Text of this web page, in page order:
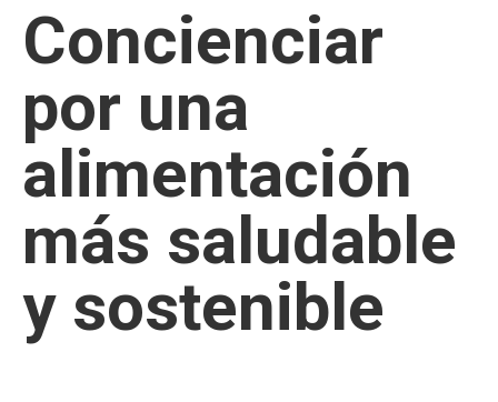
Concienciar
por una
alimentación
más saludable
y sostenible